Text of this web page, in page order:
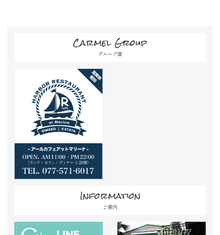
Carmel Group
グループ店
Information
ご案内